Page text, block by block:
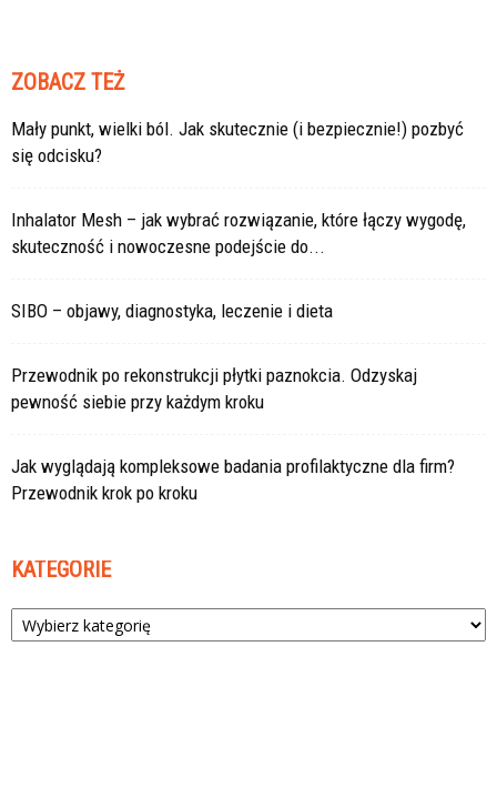
ZOBACZ TEŻ
Mały punkt, wielki ból. Jak skutecznie (i bezpiecznie!) pozbyć
się odcisku?
Inhalator Mesh – jak wybrać rozwiązanie, które łączy wygodę,
skuteczność i nowoczesne podejście do...
SIBO – objawy, diagnostyka, leczenie i dieta
Przewodnik po rekonstrukcji płytki paznokcia. Odzyskaj
pewność siebie przy każdym kroku
Jak wyglądają kompleksowe badania profilaktyczne dla firm?
Przewodnik krok po kroku
KATEGORIE
Kategorie